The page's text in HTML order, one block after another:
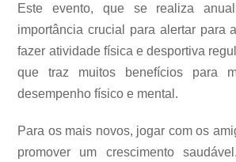
Este evento, que se realiza
importância crucial para alertar para
fazer atividade física e desportiva
que traz muitos benefícios para
desempenho físico e mental.
Para os mais novos, jogar com os
promover um crescimento